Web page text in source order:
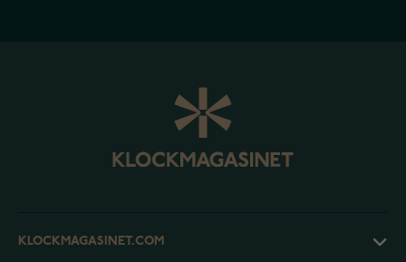
KLOCKMAGASINET.COM